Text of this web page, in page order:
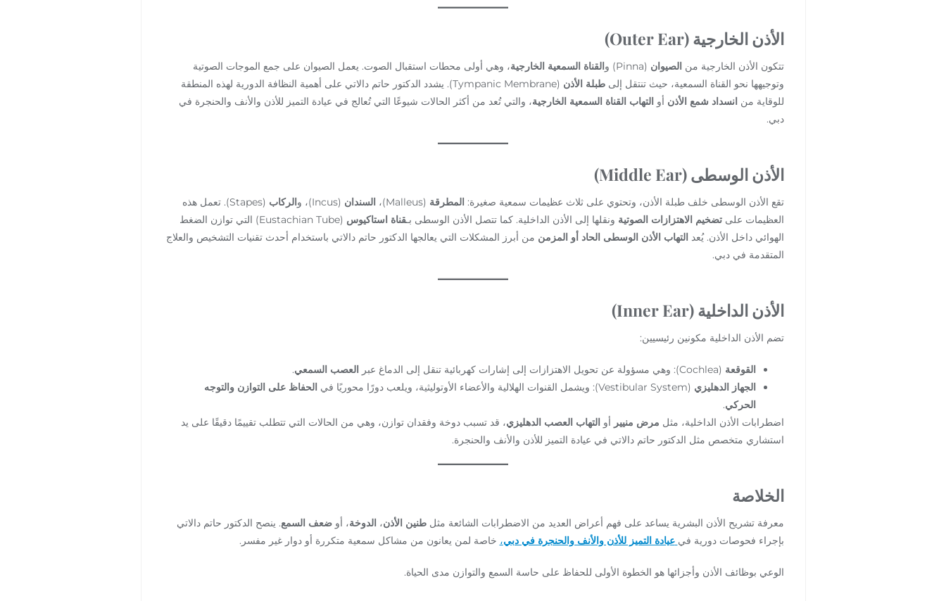
الأذن الخارجية (Outer Ear)
تتكون الأذن الخارجية من الصيوان (Pinna) و القناة السمعية الخارجية، وهي أولى محطات استقبال الصوت. يعمل الصيوان على جمع الموجات الصوتية
وتوجيهها نحو القناة السمعية، حيث تنتقل إلىطبلة الأذن
(Tympanic Membrane). يشدد الدكتور حاتم دالاتي على أهمية النظافة الدورية لهذه المنطقة
للوقاية من انسداد شمع الأذن أو التهاب القناة السمعية الخارجية، والتي تُعد من أكثر الحالات شيوعًا التي تُعالج في عيادة التميز للأذن والأنف والحنجرة في
دبي.
الأذن الوسطى (Middle Ear)
تقع الأذن الوسطى خلف طبلة الأذن، وتحتوي على ثلاث عظيمات سمعية صغيرة: المطرقة (Malleus)، السندان (Incus)، و الركاب
(Stapes). تعمل هذه
العظيمات علىتضخيم الاهتزازات الصوتية ونقلها إلى الأذن الداخلية. كما تتصل الأذن الوسطى بـقناة استاكيوس
(Eustachian Tube) التي توازن الضغط
الهوائي داخل الأذن. يُعد التهاب الأذن الوسطى الحاد أو المزمن من أبرز المشكلات التي يعالجها الدكتور حاتم دالاتي باستخدام أحدث تقنيات التشخيص والعلاج
المتقدمة في دبي.
الأذن الداخلية (Inner Ear)
تضم الأذن الداخلية مكونين رئيسيين:
القوقعة (Cochlea): وهي مسؤولة عن تحويل الاهتزازات إلى إشارات كهربائية تنقل إلى الدماغ عبر العصب السمعي.
الجهاز الدهليزي (Vestibular System): ويشمل القنوات الهلالية والأعضاء الأوتوليثية، ويلعب دورًا محوريًا في
الحفاظ على التوازن والتوجه
الحركي.
اضطرابات الأذن الداخلية، مثل مرض منيير أو التهاب العصب الدهليزي، قد تسبب دوخة وفقدان توازن، وهي من الحالات التي تتطلب تقييمًا دقيقًا على يد
استشاري متخصص مثل الدكتور حاتم دالاتي في عيادة التميز للأذن والأنف والحنجرة.
الخلاصة
معرفة تشريح الأذن البشرية يساعد على فهم أعراض العديد من الاضطرابات الشائعة مثلطنين الأذن، الدوخة، أوضعف السمع. ينصح الدكتور حاتم دالاتي
بإجراء فحوصات دورية في عيادة التميز للأذن والأنف والحنجرة في دبي، خاصة لمن يعانون من مشاكل سمعية متكررة أو دوار غير مفسر.
الوعي بوظائف الأذن وأجزائها هو الخطوة الأولى للحفاظ على حاسة السمع والتوازن مدى الحياة.